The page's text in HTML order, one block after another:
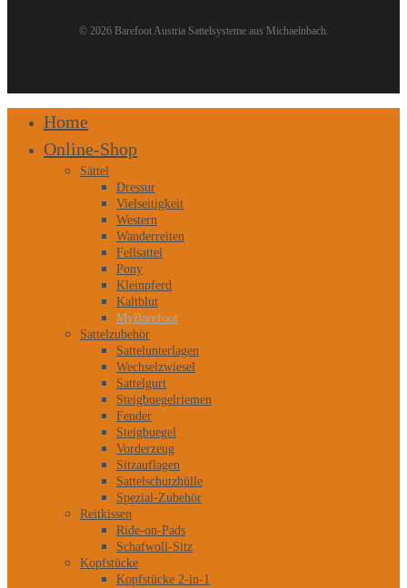
© 2026 Barefoot Austria Sattelsysteme aus Michaelnbach.
Menu
Home
Online-Shop
Sättel
Dressur
Vielseitigkeit
Western
Wanderreiten
Fellsattel
Pony
Kleinpferd
Kaltblut
MyBarefoot
Sattelzubehör
Sattelunterlagen
Wechselzwiesel
Sattelgurt
Steigbuegelriemen
Fender
Steigbuegel
Vorderzeug
Sitzauflagen
Sattelschutzhülle
Spezial-Zubehör
Reitkissen
Ride-on-Pads
Schafwoll-Sitz
Kopfstücke
Kopfstücke 2-in-1